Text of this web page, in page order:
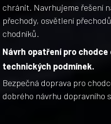
chránit. Navrhujeme řešení
přechody, osvětlení
chodníků.
Návrh opatření pro chodce
technických podmínek.
Bezpečná doprava pro
dobrého návrhu dopravního